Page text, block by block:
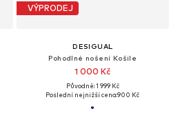
VÝPRODEJ
DESIGUAL
Pohodlné nošení Košile
1 000 Kč
Původně: 1 999 Kč
Poslední nejnižší cena:900 Kč